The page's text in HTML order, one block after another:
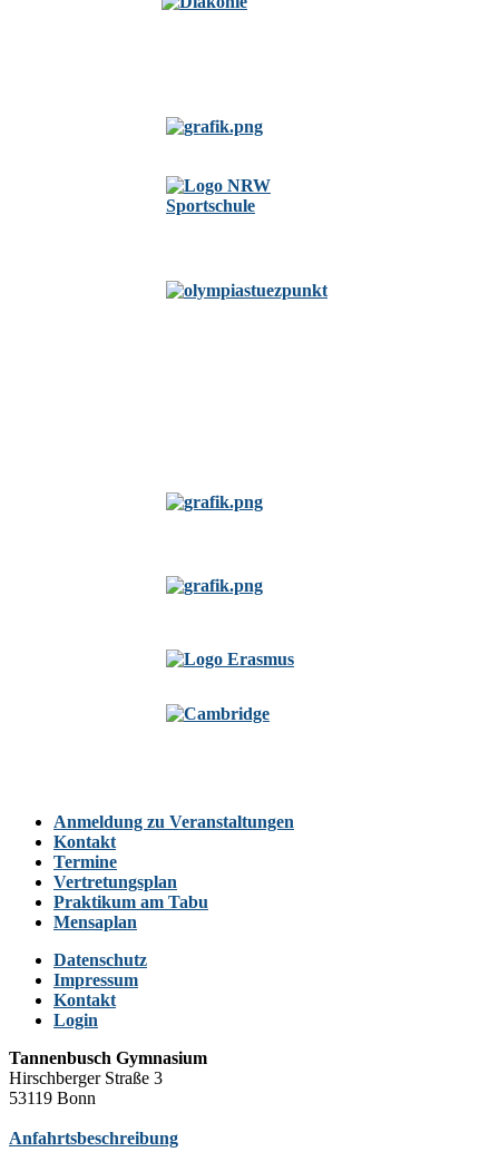
Anmeldung zu Veranstaltungen
Kontakt
Termine
Vertretungsplan
Praktikum am Tabu
Mensaplan
Datenschutz
Impressum
Kontakt
Login
Tannenbusch Gymnasium
Hirschberger Straße 3
53119 Bonn
Anfahrtsbeschreibung